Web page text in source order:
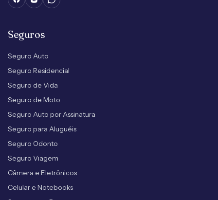
Seguros
Seguro Auto
Seguro Residencial
Seguro de Vida
Seguro de Moto
Seguro Auto por Assinatura
Seguro para Aluguéis
Seguro Odonto
Seguro Viagem
Câmera e Eletrônicos
Celular e Notebooks